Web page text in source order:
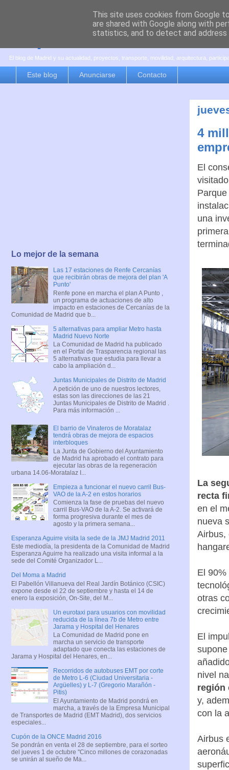
es por madrid
El blog de Madrid y su actualidad, proyectos, transporte, movilidad, arquitectura,
Este blog Anunciarse Contacto
4
El
una
La
recta
en el
nueva
Airbus,
El
otras
El
nivel
región
y,
con la
Airbus
Lo mejor de la semana
Las 17 estaciones de Renfe Cercanías
que recibirán obras de mejora del plan 'A
Punto'
Renfe pone en marcha el plan A Punto ,
un programa de actuaciones de alto
impacto en estaciones de Cercanías de la
Comunidad de Madrid que b...
5 alternativas para ampliar Metro hasta
Madrid Nuevo Norte
La Comunidad de Madrid ha publicado
en el Portal de Trasparencia regional las
5 alternativas que estudia para llevar a
cabo la ampliación d...
Juntas Municipales de Distrito de Madrid
A petición de uno de nuestros lectores,
estas son las direcciones de las 21
Juntas Municipales de Distrito de Madrid .
Para más información ...
El barrio de Vinateros de Moratalaz
tendrá obras de mejora de espacios
interbloques
La Junta de Gobierno del Ayuntamiento
de Madrid ha aprobado el contrato para
ejecutar las obras de la regeneración
urbana 14.06-Moratalaz I...
Empieza a funcionar el nuevo carril Bus-
VAO de la A-2 en estos horarios
Comienza la fase de pruebas del nuevo
carril Bus-VAO de la A-2. Se activará de
forma progresiva durante el mes de
agosto y la primera semana...
Esperanza Aguirre visita la sede de la JMJ Madrid 2011
Este mediodía, la presidenta de la Comunidad de Madrid
Esperanza Aguirre ha realizado una visita informal a la
sede del Comité Organizador L...
Del Moma a Madrid
El Pabellón Villanueva del Real Jardín Botánico (CSIC)
expone desde el 22 de septiembre y hasta el 14 de
enero la exposición, On-Site, del M...
Un eurotaxi para usuarios con movilidad
reducida de la línea 7b de Metro entre
Jarama y Hospital del Henares
La Comunidad de Madrid pone en
marcha un servicio de transporte
adaptado que conecta las estaciones de
Jarama y Hospital del Henares, en...
Recorridos de autobuses EMT por corte
de Metro L-6 (Ciudad Universitaria -
Argüelles) y L-7 (Gregorio Marañón -
Pitis)
El Ayuntamiento de Madrid pondrá en
marcha, a través de la Empresa Municipal
de Transportes de Madrid (EMT Madrid), dos servicios
especiales...
Cupón de la ONCE Madrid 2016
Se pondrán en venta el 28 de septiembre, para el sorteo
del jueves 1 de octubre "Cinco millones de corazonadas
se unirán al sueño de Ma...
This site uses cookies from Google
are shared with Google along with
statistics, and to detect and address